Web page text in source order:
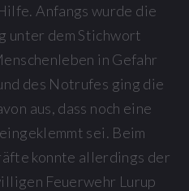
Anfangs wurde die
unter dem Stichwort
in Gefahr
des Notrufes ging die
aus, dass noch eine
sei. Beim
konnte allerdings der
Feuerwehr Lurup